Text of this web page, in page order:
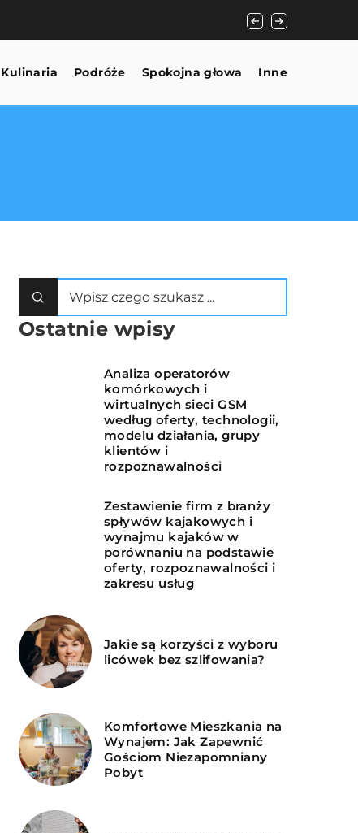
Jak wybrać
Kulinaria Podróże Spokojna głowa Inne
Ostatnie wpisy
Analiza operatorów
komórkowych i
wirtualnych sieci GSM
według oferty, technologii,
modelu działania, grupy
klientów i
rozpoznawalności
Zestawienie firm z branży
spływów kajakowych i
wynajmu kajaków w
porównaniu na podstawie
oferty, rozpoznawalności i
zakresu usług
Jakie są korzyści z wyboru
licówek bez szlifowania?
Komfortowe Mieszkania na
Wynajem: Jak Zapewnić
Gościom Niezapomniany
Pobyt